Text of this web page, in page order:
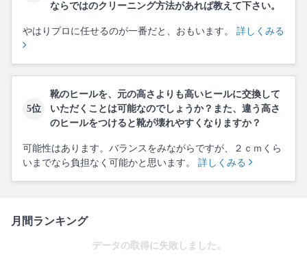
ならではのクリーニング方法があれば教えて下さい。
やはりプロに任せるのが一番だと、おもいます。 詳しくみる
5位
靴のヒールを、元の高さよりも高いヒールに交換して
いただくことは可能なのでしょうか？また、違う高さ
のヒールをつけると靴が壊れやすくなりますか？
可能性はあります。バランスをみながらですが、２ｃｍくら
いまでなら負担なく可能かと思います。 詳しくみる
月間ランキング
データの取得に失敗しました。